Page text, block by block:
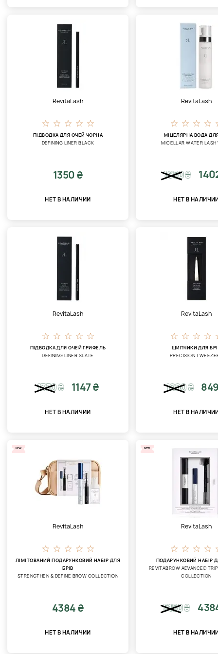
RevitaLash
ПІДВОДКА ДЛЯ ОЧЕЙ ЧОРНА
DEFINING LINER BLACK
1350 ₴
НЕТ В НАЛИЧИИ
RevitaLash
МІЦЕЛЯРНА ВОДА
MICELLAR WATER LASH
1650₴
НЕТ В
RevitaLash
ПІДВОДКА ДЛЯ ОЧЕЙ ГРИФЕЛЬ
DEFINING LINER SLATE
1350₴ 1147 ₴
НЕТ В НАЛИЧИИ
RevitaLash
ЩИПЧИКИ ДЛЯ
PRECISION
1000₴
НЕТ В
NEW
RevitaLash
ЛІМІТОВАНИЙ ПОДАРУНКОВИЙ НАБІР ДЛЯ
БРІВ
STRENGTHEN & DEFINE BROW COLLECTION
4384 ₴
НЕТ В НАЛИЧИИ
NEW
RevitaLash
ПОДАРУНКОВИЙ НАБІР
REVITABROW ADVANCED
COLLECTION
5150₴
НЕТ В